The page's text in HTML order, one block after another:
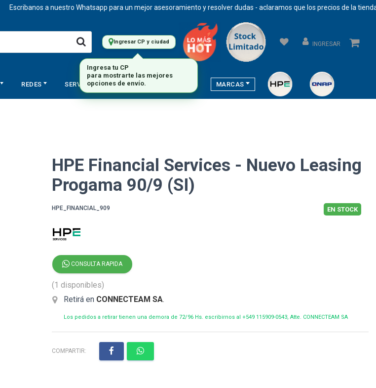
Escribanos a nuestro Whatsapp para un mejor asesoramiento y resolver dudas - aclaramos que los precios de la tienda
Ingresar CP y ciudad INGRESAR
REDES SERVICIOS STORAGE MARCAS
HPE Financial Services - Nuevo Leasing
Progama 90/9 (SI)
HPE_FINANCIAL_909 EN STOCK
CONSULTA RAPIDA
(1 disponibles)
Retirá en CONNECTEAM SA.
Los pedidos a retirar tienen una demora de 72/96 Hs. escribirnos al +549 115909-0543, Atte. CONNECTEAM SA
COMPARTIR: